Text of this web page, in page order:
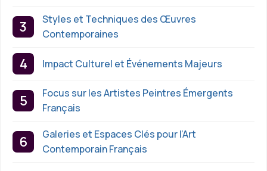
Styles et Techniques des Œuvres
Contemporaines
Impact Culturel et Événements Majeurs
Focus sur les Artistes Peintres Émergents
Français
Galeries et Espaces Clés pour l’Art
Contemporain Français